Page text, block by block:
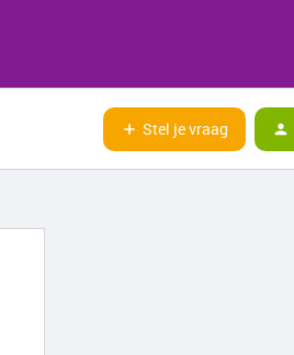
Stel je vraag